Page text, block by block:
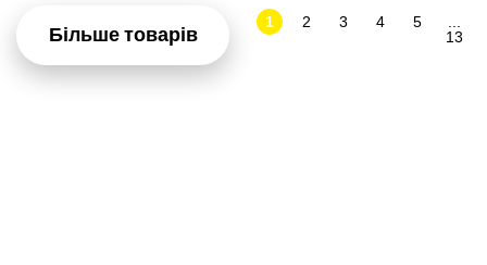
Більше товарів
1 2 3 4 5
13